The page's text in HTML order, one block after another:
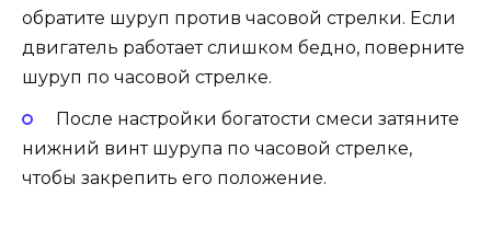
обратите шуруп против часовой стрелки. Если
двигатель работает слишком бедно, поверните
шуруп по часовой стрелке.
После настройки богатости смеси затяните
нижний винт шурупа по часовой стрелке,
чтобы закрепить его положение.